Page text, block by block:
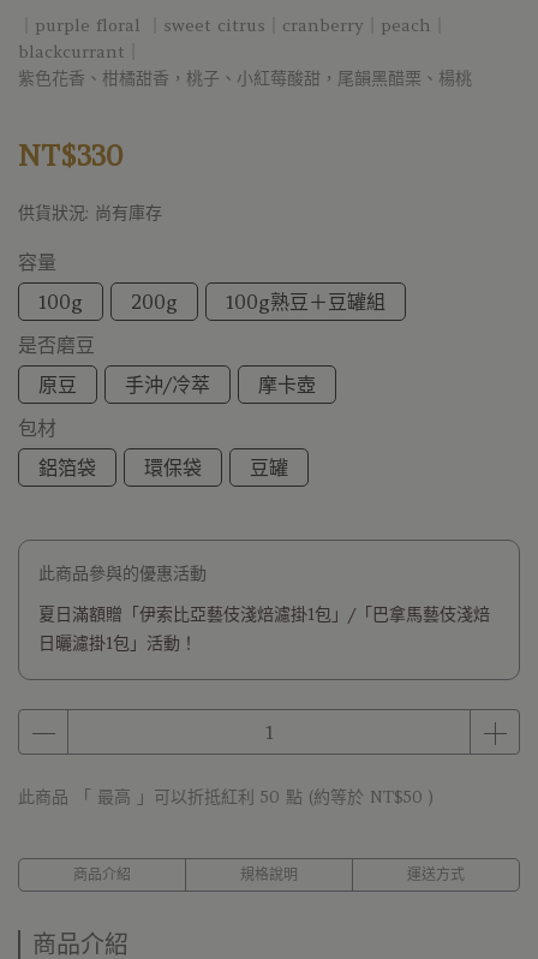
｜purple floral ｜sweet citrus｜cranberry｜peach｜
blackcurrant｜
紫色花香、柑橘甜香，桃子、小紅莓酸甜，尾韻黑醋栗、楊桃
NT$330
供貨狀況: 尚有庫存
容量
100g
200g
100g熟豆＋豆罐組
是否磨豆
原豆
手沖/冷萃
摩卡壺
包材
鋁箔袋
環保袋 豆罐
此商品參與的優惠活動
夏日滿額贈「伊索比亞藝伎淺焙濾掛1包」/「巴拿馬藝伎淺焙
日曬濾掛1包」活動！
此商品 「 最高 」可以折抵紅利 50 點 (約等於 NT$50 )
商品介紹 規格說明 運送方式
商品介紹